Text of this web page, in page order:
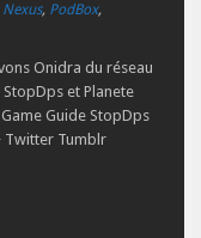
Nexus, PodBox,
Onidra du réseau
et Planete
Guide StopDps
Twitter Tumblr